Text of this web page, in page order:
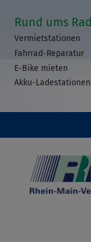
Rund ums Rad
Vermietstationen
Fahrrad-Reparatur
E-Bike mieten
Akku-Ladestationen